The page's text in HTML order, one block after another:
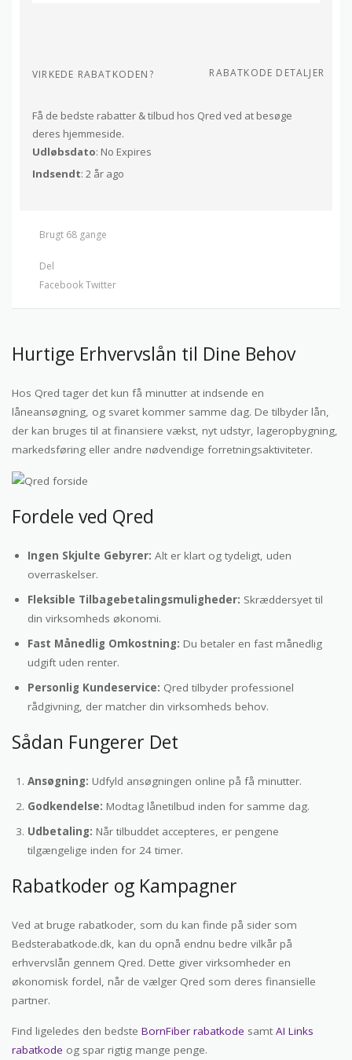
VIRKEDE RABATKODEN? RABATKODE DETALJER
Få de bedste rabatter & tilbud hos Qred ved at besøge
deres hjemmeside.
Udløbsdato: No Expires
Indsendt: 2 år ago
Brugt 68 gange
Del
FacebookTwitter
Hurtige Erhvervslån til Dine Behov
Hos Qred tager det kun få minutter at indsende en
låneansøgning, og svaret kommer samme dag. De tilbyder lån,
der kan bruges til at finansiere vækst, nyt udstyr, lageropbygning,
markedsføring eller andre nødvendige forretningsaktiviteter.
Fordele ved Qred
Ingen Skjulte Gebyrer: Alt er klart og tydeligt, uden
overraskelser.
Fleksible Tilbagebetalingsmuligheder: Skræddersyet til
din virksomheds økonomi.
Fast Månedlig Omkostning: Du betaler en fast månedlig
udgift uden renter.
Personlig Kundeservice: Qred tilbyder professionel
rådgivning, der matcher din virksomheds behov.
Sådan Fungerer Det
Ansøgning: Udfyld ansøgningen online på få minutter.
Godkendelse: Modtag lånetilbud inden for samme dag.
Udbetaling: Når tilbuddet accepteres, er pengene
tilgængelige inden for 24 timer.
Rabatkoder og Kampagner
Ved at bruge rabatkoder, som du kan finde på sider som
Bedsterabatkode.dk, kan du opnå endnu bedre vilkår på
erhvervslån gennem Qred. Dette giver virksomheder en
økonomisk fordel, når de vælger Qred som deres finansielle
partner.
Find ligeledes den bedste BornFiber rabatkode samt AI Links
rabatkode og spar rigtig mange penge.